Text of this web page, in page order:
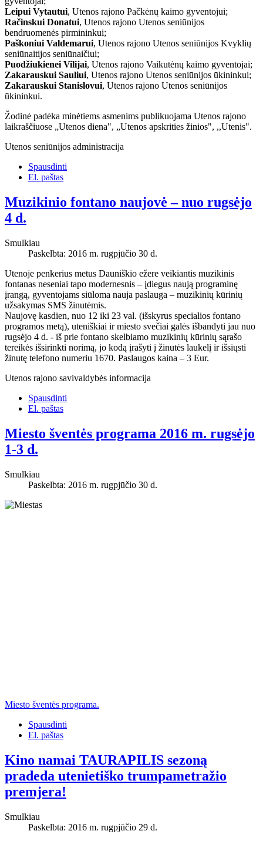
Leipui Vytautui, Utenos rajono Pačkėnų kaimo gyventojui;
Račinskui Donatui, Utenos rajono Utenos seniūnijos
bendruomenės pirmininkui;
Paškoniui Valdemarui, Utenos rajono Utenos seniūnijos Kvyklių
seniūnaitijos seniūnaičiui;
Puodžiukienei Vilijai, Utenos rajono Vaikutėnų kaimo gyventojai;
Zakarauskui Sauliui, Utenos rajono Utenos seniūnijos ūkininkui;
Zakarauskui Stanislovui, Utenos rajono Utenos seniūnijos
ūkininkui.
Žodinė padėka minėtiems asmenims publikuojama Utenos rajono
laikraščiuose „Utenos diena", „Utenos apskrities žinios", ,,Utenis".
Utenos seniūnijos administracija
Spausdinti
El. paštas
Muzikinio fontano naujovė – nuo rugsėjo
4 d.
Smulkiau
Paskelbta: 2016 m. rugpjūčio 30 d.
Utenoje penkerius metus Dauniškio ežere veikiantis muzikinis
fontanas neseniai tapo modernesnis – įdiegus naują programinę
įrangą, gyventojams siūloma nauja paslauga – muzikinių kūrinių
užsakymas SMS žinutėmis.
Naujovę kasdien, nuo 12 iki 23 val. (išskyrus specialios fontano
programos metą), uteniškiai ir miesto svečiai galės išbandyti jau nuo
rugsėjo 4 d. - iš prie fontano skelbiamo muzikinių kūrinių sąrašo
tereikės išsirinkti norimą, jo kodą įrašyti į žinutės laukelį ir išsiųsti
žinutę telefono numeriu 1670. Paslaugos kaina – 3 Eur.
Utenos rajono savivaldybės informacija
Spausdinti
El. paštas
Miesto šventės programa 2016 m. rugsėjo
1-3 d.
Smulkiau
Paskelbta: 2016 m. rugpjūčio 30 d.
Miesto šventės programa.
Spausdinti
El. paštas
Kino namai TAURAPILIS sezoną
pradeda utenietiško trumpametražio
premjera!
Smulkiau
Paskelbta: 2016 m. rugpjūčio 29 d.